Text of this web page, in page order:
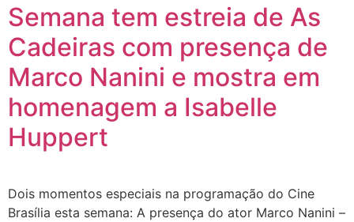
Semana tem estreia de As
Cadeiras com presença de
Marco Nanini e mostra em
homenagem a Isabelle
Huppert
Dois momentos especiais na programação do Cine
Brasília esta semana: A presença do ator Marco Nanini –